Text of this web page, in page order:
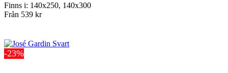
Finns i: 140x250, 140x300
Från 539 kr
-23%